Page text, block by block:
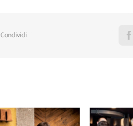
Condividi